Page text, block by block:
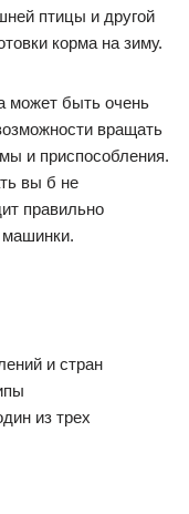
птицы и другой
корма на зиму.
может быть очень
вращать
и приспособления.
вы б не
правильно
машинки.
и стран
из трех